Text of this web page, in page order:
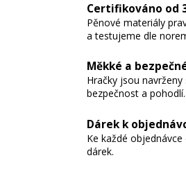
Certifikováno od
Pěnové materiály
a testujeme dle
Měkké a
Hračky jsou
bezpečnost a pohodlí.
Dárek k
Ke každé
dárek.